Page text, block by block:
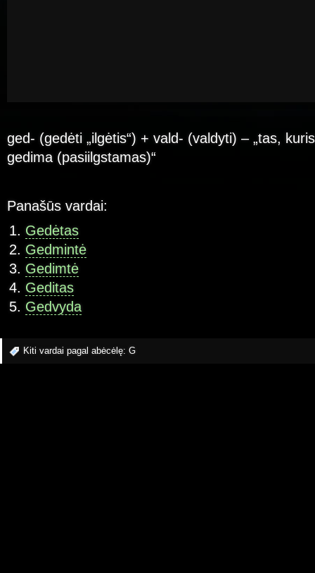
ged- (gedėti „ilgėtis“) + vald- (valdyti) – „tas,
gedima (pasiilgstamas)“
Panašūs vardai:
Gedėtas
Gedmintė
Gedimtė
Geditas
Gedvyda
Kiti vardai pagal abėcėlę: G